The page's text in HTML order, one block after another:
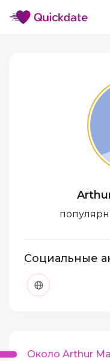
Социальные
Около Arthur